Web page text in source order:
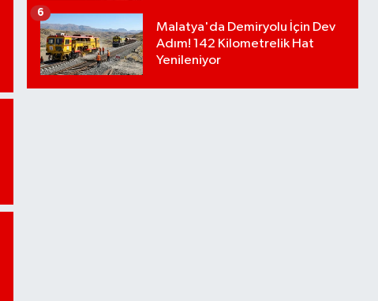
Malatya'da Demiryolu İçin Dev
Adım! 142 Kilometrelik Hat
Yenileniyor
6